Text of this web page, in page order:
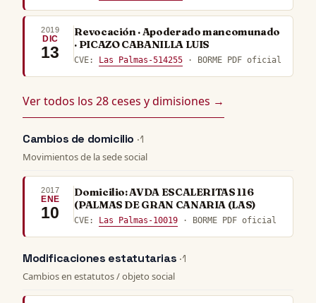
2019
DIC
13
Revocación · Apoderado mancomunado
· PICAZO CABANILLA LUIS
CVE: Las Palmas-514255 · BORME PDF oficial
Ver todos los 28 ceses y dimisiones →
Cambios de domicilio · 1
Movimientos de la sede social
2017
ENE
10
Domicilio: AVDA ESCALERITAS 116
(PALMAS DE GRAN CANARIA (LAS)
CVE: Las Palmas-10019 · BORME PDF oficial
Modificaciones estatutarias · 1
Cambios en estatutos / objeto social